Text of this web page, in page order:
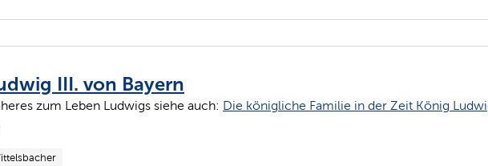
III. von Bayern
zum Leben Ludwigs siehe auch: Die königliche Familie in der Zeit König